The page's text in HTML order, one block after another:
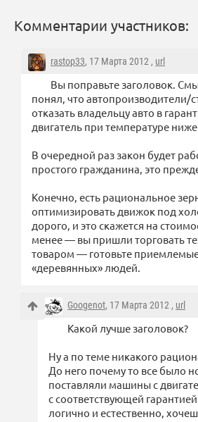
Комментарии участников:
rastop33, 17 Марта 2012 , url
Вы поправьте заголовок.
понял, что автопроизводители/
отказать владельцу авто в
двигатель при температуре
В очередной раз закон будет
простого гражданина, это
Конечно, есть рациональное
оптимизировать движок под
дорого, и это скажется на
менее — вы пришли торговать
товаром — готовьте
«деревянных» людей.
Googenot, 17 Марта 2012 , url
Какой лучше заголовок?
Ну а по теме никакого
До него почему то все было
поставляли машины с
с соответствующей
логично и естественно,